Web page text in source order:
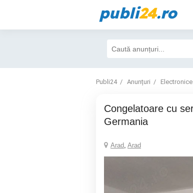
publi24.ro
Publi24 Anunțuri Electronice
congelatoare cu sertare, NoFrost, import
Germania
Arad, Arad